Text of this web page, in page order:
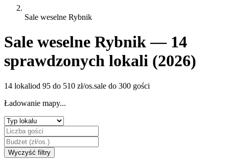
Sale weselne Rybnik
Sale weselne Rybnik — 14
sprawdzonych lokali (2026)
14 lokaliod 95 do 510 zł/os.sale do 300 gości
Ładowanie mapy...
Wyczyść filtry